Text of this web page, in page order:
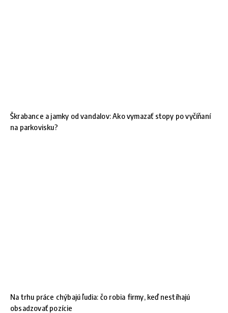
Škrabance a jamky od vandalov: Ako vymazať stopy po vyčíňaní
na parkovisku?
Na trhu práce chýbajú ľudia: čo robia firmy, keď nestíhajú
obsadzovať pozície